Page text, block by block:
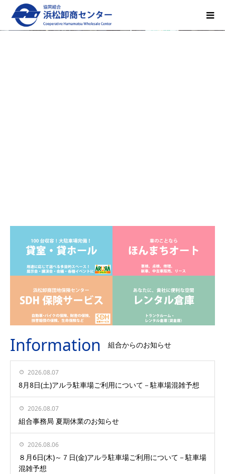
展示会・講演会・会議・各種イベン
トに
Information 組合からのお知らせ
2026.08.07
8月8日(土)アルラ駐車場ご利用について－駐車場混雑予想
2026.08.07
組合事務局 夏期休業のお知らせ
2026.08.06
８月6日(木)～７日(金)アルラ駐車場ご利用について－駐車場
混雑予想